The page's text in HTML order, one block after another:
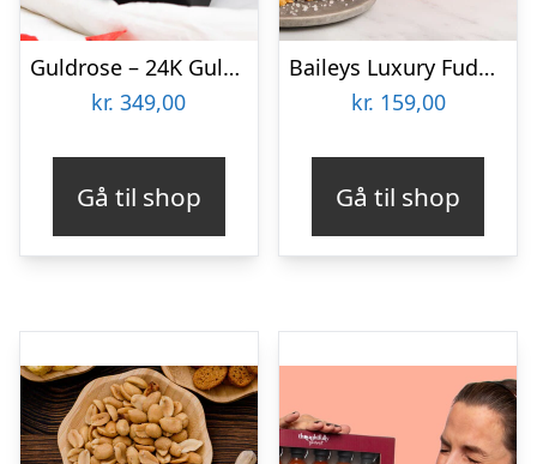
Guldrose – 24K Guldbelagt Rose
kr. 349,00
Gå til shop
Baileys Luxury Fudge 250 gram
kr. 159,00
Gå til shop